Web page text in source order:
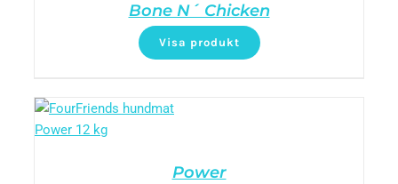
Bone N´ Chicken
Visa produkt
Power